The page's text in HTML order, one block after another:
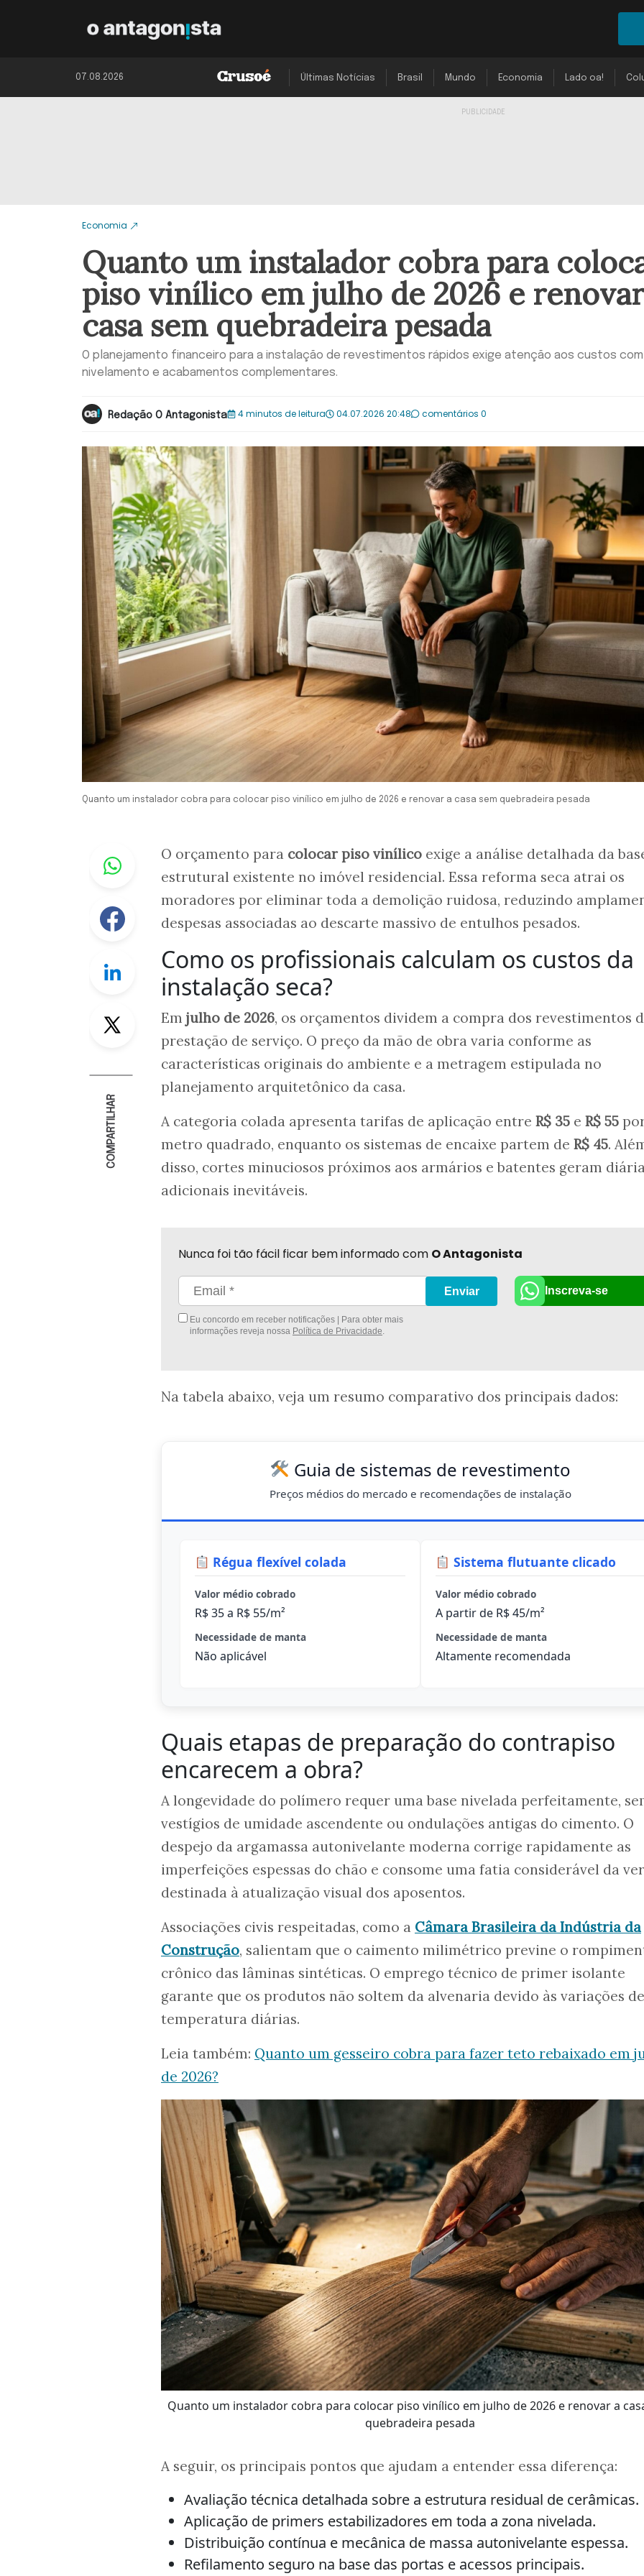
07.08.2026 Últimas Notícias Brasil Mundo Economia Lado oa!
Economia
Quanto um instalador cobra para
piso vinílico em julho de 2026 e
casa sem quebradeira pesada
O planejamento financeiro para a instalação de revestimentos rápidos exige atenção aos custos com
nivelamento e acabamentos complementares.
Redação O Antagonista 4 minutos de leitura 04.07.2026 20:48 comentários 0
Quanto um instalador cobra para colocar piso vinílico em julho de 2026 e renovar a casa sem quebradeira pesada
Whastapp
Facebook
Linkedin
Twitter
COMPARTILHAR
O orçamento para colocar piso vinílico exige a análise detalhada da
estrutural existente no imóvel residencial. Essa reforma seca atrai os
moradores por eliminar toda a demolição ruidosa, reduzindo
despesas associadas ao descarte massivo de entulhos pesados.
Como os profissionais calculam os custos da
instalação seca?
Em julho de 2026, os orçamentos dividem a compra dos revestimentos
prestação de serviço. O preço da mão de obra varia conforme as
características originais do ambiente e a metragem estipulada no
planejamento arquitetônico da casa.
A categoria colada apresenta tarifas de aplicação entre R$ 35 e R$ 55
metro quadrado, enquanto os sistemas de encaixe partem de R$ 45.
disso, cortes minuciosos próximos aos armários e batentes geram
adicionais inevitáveis.
Nunca foi tão fácil ficar bem informado com O Antagonista
Eu concordo em receber notificações | Para obter mais
informações reveja nossa Política de Privacidade.
Enviar Inscreva-se
Na tabela abaixo, veja um resumo comparativo dos principais dados:
Guia de sistemas de revestimento
Preços médios do mercado e recomendações de instalação
Régua flexível colada
Valor médio cobrado
R$ 35 a R$ 55/m²
Necessidade de manta
Não aplicável
Sistema flutuante clicado
Valor médio cobrado
A partir de R$ 45/m²
Necessidade de manta
Altamente recomendada
Quais etapas de preparação do contrapiso
encarecem a obra?
A longevidade do polímero requer uma base nivelada perfeitamente,
vestígios de umidade ascendente ou ondulações antigas do cimento. O
despejo da argamassa autonivelante moderna corrige rapidamente as
imperfeições espessas do chão e consome uma fatia considerável da
destinada à atualização visual dos aposentos.
Associações civis respeitadas, como a Câmara Brasileira da Indústria da
Construção, salientam que o caimento milimétrico previne o
crônico das lâminas sintéticas. O emprego técnico de primer isolante
garante que os produtos não soltem da alvenaria devido às variações de
temperatura diárias.
Leia também: Quanto um gesseiro cobra para fazer teto rebaixado em
de 2026?
Quanto um instalador cobra para colocar piso vinílico em julho de 2026 e renovar a
quebradeira pesada
A seguir, os principais pontos que ajudam a entender essa diferença:
Avaliação técnica detalhada sobre a estrutura residual de cerâmicas.
Aplicação de primers estabilizadores em toda a zona nivelada.
Distribuição contínua e mecânica de massa autonivelante espessa.
Refilamento seguro na base das portas e acessos principais.